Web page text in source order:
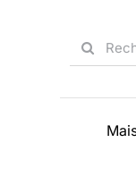
Search
for: